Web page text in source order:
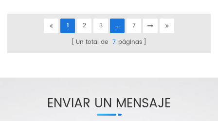
1 2 3 ...
7
Un total de 7 páginas
ENVIAR UN MENSAJE